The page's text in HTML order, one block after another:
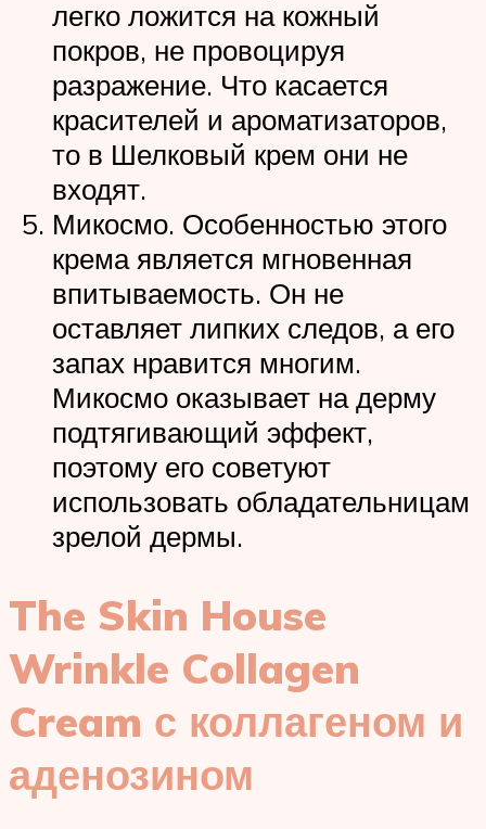
легко ложится на кожный
покров, не провоцируя
разражение. Что касается
красителей и ароматизаторов,
то в Шелковый крем они не
входят.
Микосмо. Особенностью этого
крема является мгновенная
впитываемость. Он не
оставляет липких следов, а его
запах нравится многим.
Микосмо оказывает на дерму
подтягивающий эффект,
поэтому его советуют
использовать обладательницам
зрелой дермы.
The Skin House
Wrinkle Collagen
Cream с коллагеном и
аденозином